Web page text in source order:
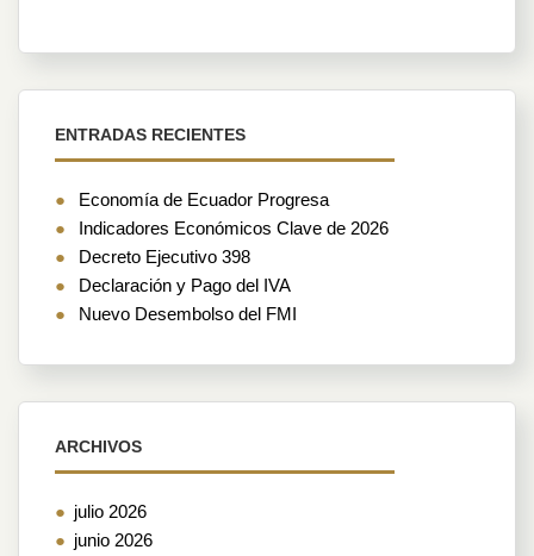
ENTRADAS RECIENTES
Economía de Ecuador Progresa
Indicadores Económicos Clave de 2026
Decreto Ejecutivo 398
Declaración y Pago del IVA
Nuevo Desembolso del FMI
ARCHIVOS
julio 2026
junio 2026